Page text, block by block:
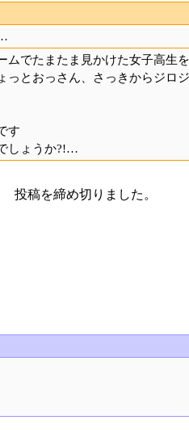
ムでたまたま見かけた女子高生
っとおっさん、さっきからジロ
す
しょうか?!…
投稿を締め切りました。